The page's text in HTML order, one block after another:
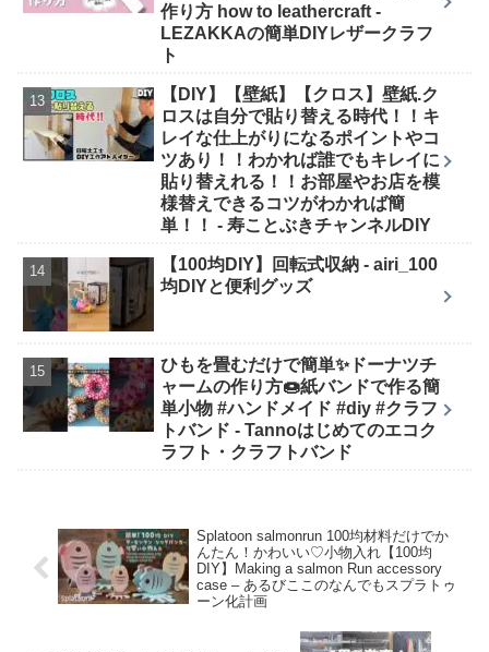
作り方 how to leathercraft -
LEZAKKAの簡単DIYレザークラフ
ト
【DIY】【壁紙】【クロス】壁紙.ク
ロスは自分で貼り替える時代！！キ
レイな仕上がりになるポイントやコ
ツあり！！わかれば誰でもキレイに
貼り替えれる！！お部屋やお店を模
様替えできるコツがわかれば簡
単！！ - 寿ことぶきチャンネルDIY
【100均DIY】回転式収納 - airi_100
均DIYと便利グッズ
ひもを畳むだけで簡単✨ドーナツチ
ャームの作り方🍩紙バンドで作る簡
単小物 #ハンドメイド #diy #クラフ
トバンド - Tannoはじめてのエコク
ラフト・クラフトバンド
Splatoon salmonrun 100均材料だけでか
んたん！かわいい♡小物入れ【100均
DIY】Making a salmon Run accessory
case – あるびここのなんでもスプラトゥ
ーン化計画